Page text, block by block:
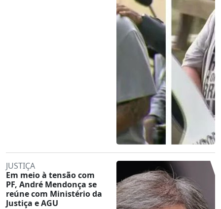
JUSTIÇA
Em meio à tensão com
PF, André Mendonça se
reúne com Ministério da
Justiça e AGU